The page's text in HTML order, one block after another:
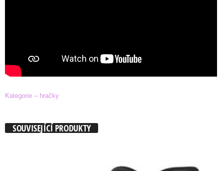
Kategorie – hračky
SOUVISEJÍCÍ PRODUKTY